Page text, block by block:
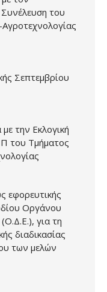
του
Σεπτεμβρίου
με την Εκλογική
του Τμήματος
εφορευτικής
Οργάνου
για τη
διαδικασίας
των μελών